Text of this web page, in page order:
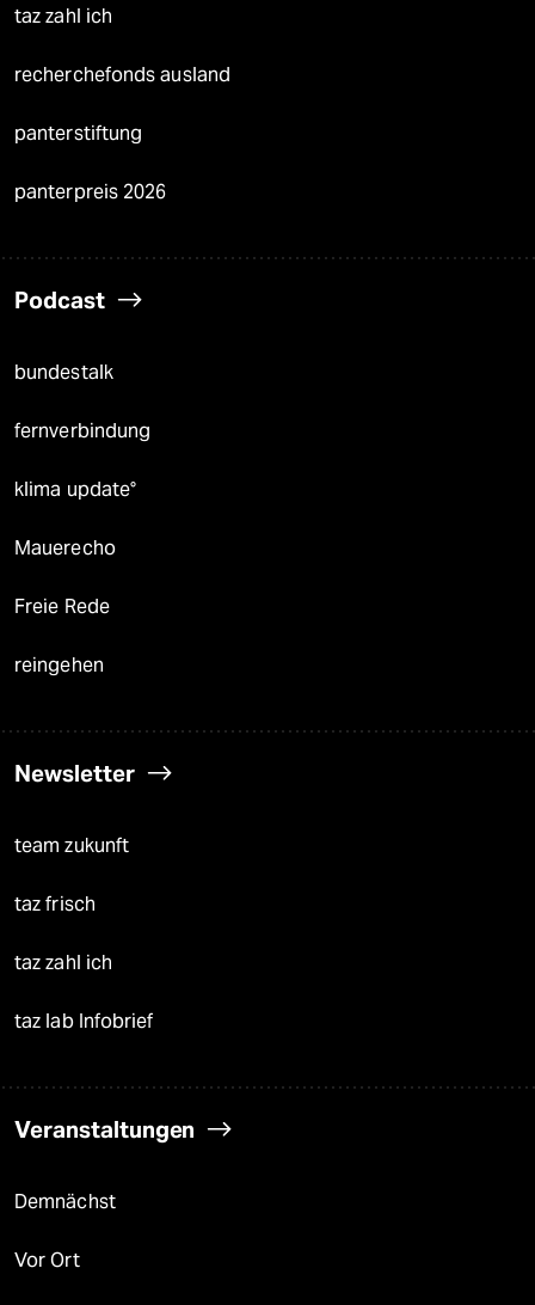
taz zahl ich
recherchefonds ausland
panterstiftung
panterpreis 2026
Podcast
bundestalk
fernverbindung
klima update°
Mauerecho
Freie Rede
reingehen
Newsletter
team zukunft
taz frisch
taz zahl ich
taz lab Infobrief
Veranstaltungen
Demnächst
Vor Ort